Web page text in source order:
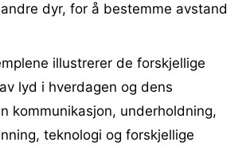
dyr, for å bestemme avstand
illustrerer de forskjellige
lyd i hverdagen og dens
kommunikasjon, underholdning,
teknologi og forskjellige